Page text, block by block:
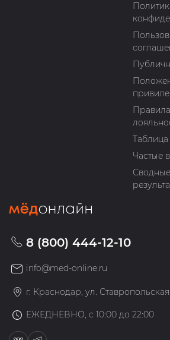
Частые
8 (800) 444-12-10
info@med-online.ru
г. Краснодар, ул.
ЕЖЕДНЕВНО, с 10:00 до 22:00